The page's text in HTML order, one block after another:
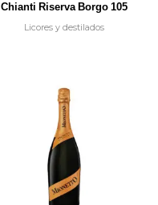
Chianti Riserva Borgo 105
Licores y destilados